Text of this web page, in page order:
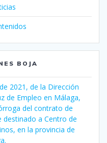
BOJA
2021, de la Dirección
de Empleo en Málaga,
del contrato de
a Centro de
en la provincia de